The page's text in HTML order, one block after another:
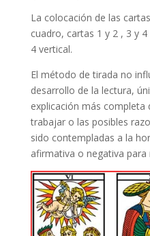
La colocación de las
cuadro, cartas 1 y 2 , 3 y
4 vertical.
El método de tirada no
desarrollo de la lectura,
explicación más
trabajar o las posibles
sido contempladas a la
afirmativa o negativa